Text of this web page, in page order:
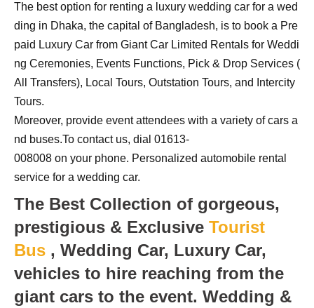
The bestoption for renting a luxury wedding car for a wed
ding in Dhaka, the capital of Bangladesh, is to book a Pre
paid Luxury Car from GiantCar Limited Rentals for Weddi
ng Ceremonies, Events Functions, Pick & Drop Services (
All Transfers), Local Tours, Outstation Tours, and
Intercity
Tours.
Moreover, provide eventattendees with a variety ofcars a
nd buses.To contact us, dial 01613-
008008 on your phone. Personalized automobile rental
service for a wedding car.
The Best Collection of gorgeous,
prestigious & Exclusive Tourist
Bus , Wedding Car, Luxury Car,
vehicles to hire reaching from the
giant cars to the event. Wedding &